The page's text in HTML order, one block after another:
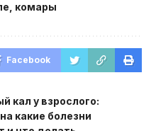
комары
Facebook
кал у взрослого:
какие болезни